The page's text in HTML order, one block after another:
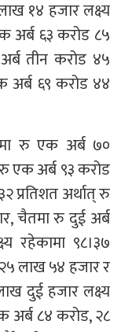
१४ हजार लक्ष्य
अर्ब ६३ करोड ८५
तीन करोड ४५
अर्ब ६९ करोड ४४
रु एक अर्ब ७०
एक अर्ब ९३ करोड
प्रतिशत अर्थात् रु
चैतमा रु दुई अर्ब
रहेकामा ९८।३७
लाख ५४ हजार र
दुई हजार लक्ष्य
अर्ब ८४ करोड, २८